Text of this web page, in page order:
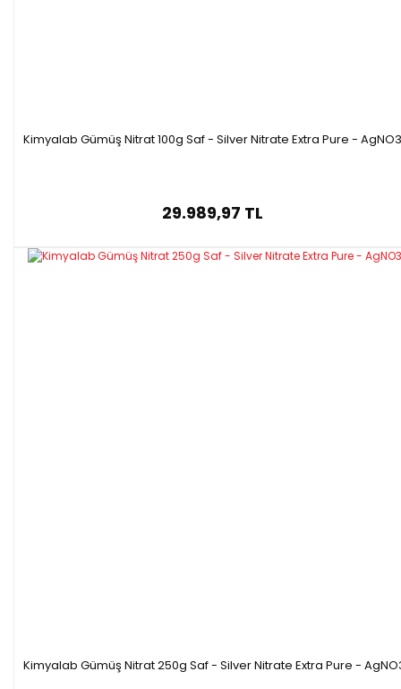
Kimyalab Gümüş Nitrat 100g Saf - Silver Nitrate Extra Pure - AgNO3
29.989,97 TL
Kimyalab Gümüş Nitrat 250g Saf - Silver Nitrate Extra Pure -